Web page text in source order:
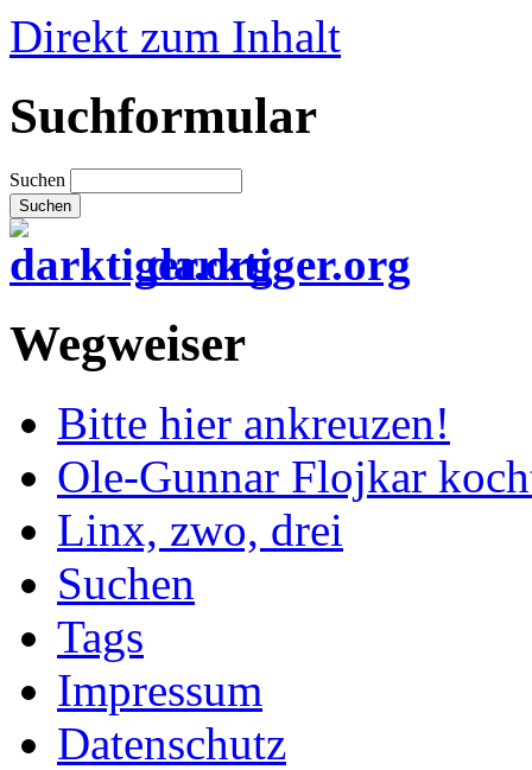
Direkt zum Inhalt
Suchformular
Suchen
darktiger.org
Wegweiser
Bitte hier ankreuzen!
Ole-Gunnar Flojkar
Linx, zwo, drei
Suchen
Tags
Impressum
Datenschutz